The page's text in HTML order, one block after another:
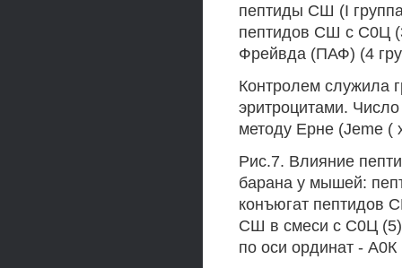
пептиды СШ (I
пептидов СШ с С0Ц
Фрейвда (ПАФ) (4
Контролем служила
эритроцитами.
методу Ерне (Jeme (
Рис.7. Влияние
барана у мышей:
конъюгат
СШ в смеси с С0Ц
по оси ординат - А0К